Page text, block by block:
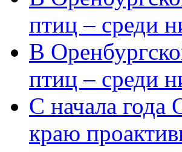
птиц – среди
В
птиц – среди
С начала
краю